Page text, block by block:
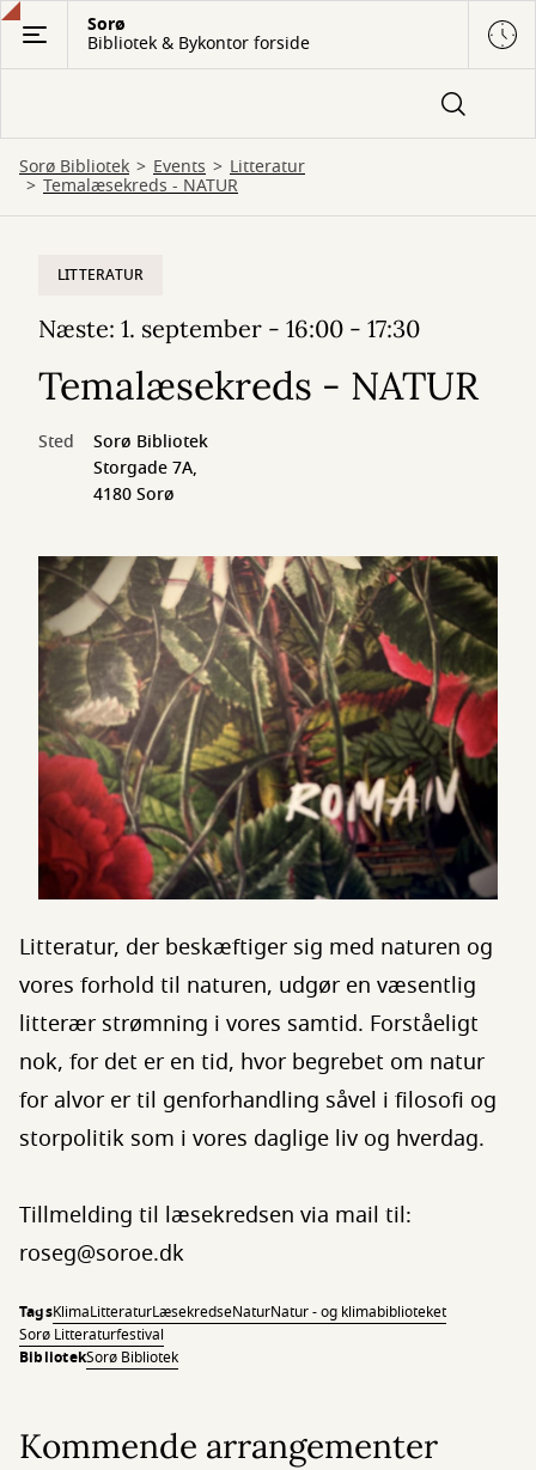
Gå
hovedindhold
Sorø
Bibliotek & Bykontor forside
Sorø Bibliotek Events Litteratur
Temalæsekreds - NATUR
LITTERATUR
Næste: 1. september - 16:00 - 17:30
Temalæsekreds - NATUR
Sted
Sorø Bibliotek
Storgade 7A,
4180 Sorø
Litteratur, der beskæftiger sig med naturen og
vores forhold til naturen, udgør en væsentlig
litterær strømning i vores samtid. Forståeligt
nok, for det er en tid, hvor begrebet om natur
for alvor er til genforhandling såvel i filosofi og
storpolitik som i vores daglige liv og hverdag.
Tillmelding til læsekredsen via mail til:
roseg@soroe.dk
TagsKlimaLitteraturLæsekredseNaturNatur - og klimabiblioteket
Sorø Litteraturfestival
BibliotekSorø Bibliotek
Kommende arrangementer